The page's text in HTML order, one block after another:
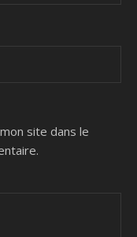
site dans le